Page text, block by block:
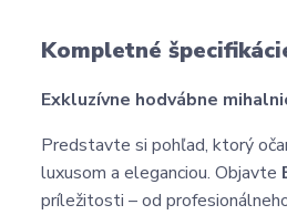
Kompletné
Exkluzívne hodvábne
Predstavte si pohľad, ktorý
luxusom a eleganciou. Objavte
príležitosti – od